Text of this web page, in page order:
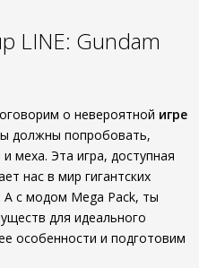
LINE: Gundam
о невероятной игре
должны попробовать,
меха. Эта игра, доступная
нас в мир гигантских
А с модом Mega Pack, ты
для идеального
особенности и подготовим